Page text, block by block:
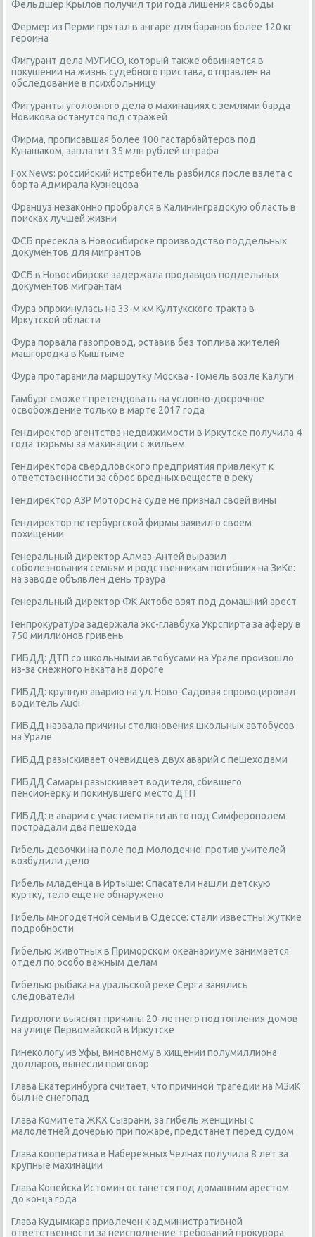
Фельдшер Крылов получил три года лишения свободы
Фермер из Перми прятал в ангаре для баранов более 120 кг
героина
Фигурант дела МУГИСО, который также обвиняется в
покушении на жизнь судебного пристава, отправлен на
обследование в психбольницу
Фигуранты уголовного дела о махинациях с землями барда
Новикова останутся под стражей
Фирма, прописавшая более 100 гастарбайтеров под
Кунашаком, заплатит 35 млн рублей штрафа
Fox News: российский истребитель разбился после взлета с
борта Адмирала Кузнецова
Француз незаконно пробрался в Калининградскую область в
поисках лучшей жизни
ФСБ пресекла в Новосибирске производство поддельных
документов для мигрантов
ФСБ в Новосибирске задержала продавцов поддельных
документов мигрантам
Фура опрокинулась на 33-м км Култукского тракта в
Иркутской области
Фура порвала газопровод, оставив без топлива жителей
машгородка в Кыштыме
Фура протаранила маршрутку Москва - Гомель возле Калуги
Гамбург сможет претендовать на условно-досрочное
освобождение только в марте 2017 года
Гендиректор агентства недвижимости в Иркутске получила 4
года тюрьмы за махинации с жильем
Гендиректора свердловского предприятия привлекут к
ответственности за сброс вредных веществ в реку
Гендиректор АЗР Моторс на суде не признал своей вины
Гендиректор петербургской фирмы заявил о своем
похищении
Генеральный директор Алмаз-Антей выразил
соболезнования семьям и родственникам погибших на ЗиКе:
на заводе объявлен день траура
Генеральный директор ФК Актобе взят под домашний арест
Генпрокуратура задержала экс-главбуха Укрспирта за аферу в
750 миллионов гривень
ГИБДД: ДТП со школьными автобусами на Урале произошло
из-за снежного наката на дороге
ГИБДД: крупную аварию на ул. Ново-Садовая спровоцировал
водитель Audi
ГИБДД назвала причины столкновения школьных автобусов
на Урале
ГИБДД разыскивает очевидцев двух аварий с пешеходами
ГИБДД Самары разыскивает водителя, сбившего
пенсионерку и покинувшего место ДТП
ГИБДД: в аварии с участием пяти авто под Симферополем
пострадали два пешехода
Гибель девочки на поле под Молодечно: против учителей
возбудили дело
Гибель младенца в Иртыше: Спасатели нашли детскую
куртку, тело еще не обнаружено
Гибель многодетной семьи в Одессе: стали известны жуткие
подробности
Гибелью животных в Приморском океанариуме занимается
отдел по особо важным делам
Гибелью рыбака на уральской реке Серга занялись
следователи
Гидрологи выяснят причины 20-летнего подтопления домов
на улице Первомайской в Иркутске
Гинекологу из Уфы, виновному в хищении полумиллиона
долларов, вынесли приговор
Глава Екатеринбурга считает, что причиной трагедии на МЗиК
был не снегопад
Глава Комитета ЖКХ Сызрани, за гибель женщины с
малолетней дочерью при пожаре, предстанет перед судом
Глава кооператива в Набережных Челнах получила 8 лет за
крупные махинации
Глава Копейска Истомин останется под домашним арестом
до конца года
Глава Кудымкара привлечен к административной
ответственности за неисполнение требований прокурора